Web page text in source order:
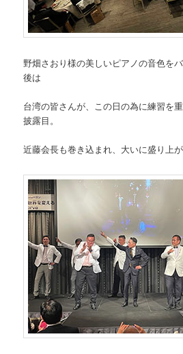
野畑さおり様の美しいピアノの音色を
後は
台湾の皆さんが、この日の為に練習を
披露目。
近藤会長も巻き込まれ、大いに盛り上が